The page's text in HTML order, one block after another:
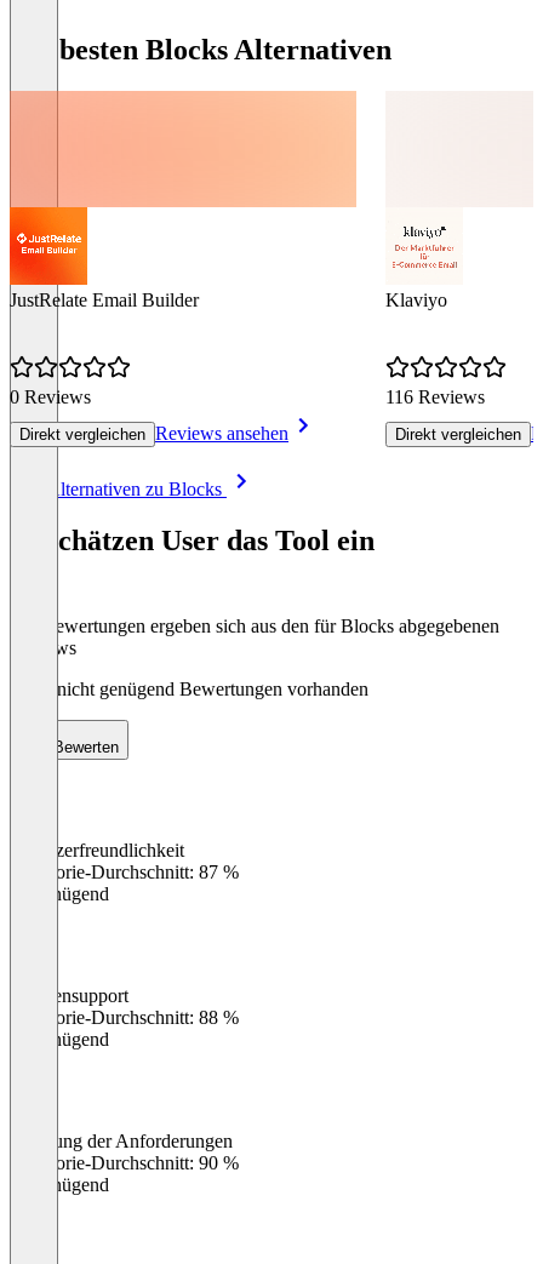
Die besten Blocks Alternativen
JustRelate Email Builder
0 Reviews
Direkt vergleichen Reviews ansehen
Klaviyo
116 Reviews
Direkt vergleichen
Alle Alternativen zu Blocks
So schätzen User das Tool ein
Die Bewertungen ergeben sich aus den für Blocks abgegebenen
Reviews
Noch nicht genügend Bewertungen vorhanden
Bewerten
Benutzerfreundlichkeit
Kategorie-Durchschnitt: 87 %
Ungenügend
Kundensupport
Kategorie-Durchschnitt: 88 %
Ungenügend
Erfüllung der Anforderungen
Kategorie-Durchschnitt: 90 %
Ungenügend